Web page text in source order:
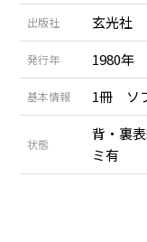
出版社 玄光社
発行年 1980年
基本情報 1冊 ソ
状態
背・裏
ミ有